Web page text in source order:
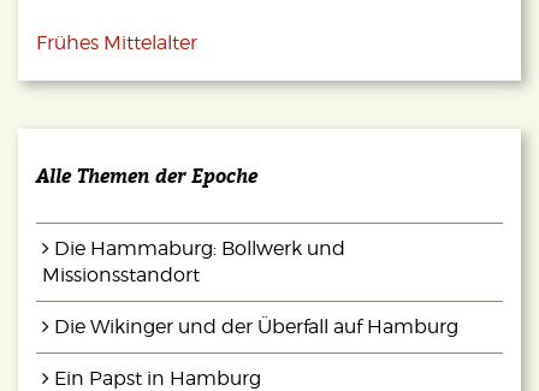
Frühes Mittelalter
Alle Themen der Epoche
Die Hammaburg: Bollwerk und
Missionsstandort
Die Wikinger und der Überfall auf Hamburg
Ein Papst in Hamburg